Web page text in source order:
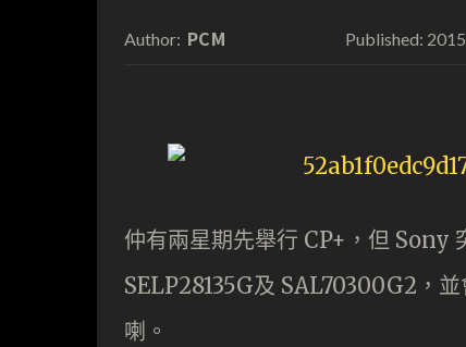
Author: PCM Published:
仲有兩星期先舉行 CP+，但 Sony
SELP28135G及 SAL70300G2，
喇。